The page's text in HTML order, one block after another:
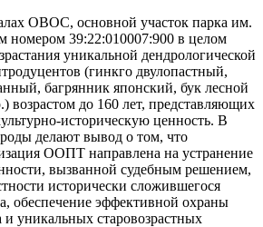
ОВОС, основной участок парка им.
номером 39:22:010007:900 в целом
уникальной дендрологической
(гинкго двулопастный,
багрянник японский, бук лесной
возрастом до 160 лет, представляющих
историческую ценность. В
делают вывод о том, что
ООПТ направлена на устранение
вызванной судебным решением,
исторически сложившегося
обеспечение эффективной охраны
уникальных старовозрастных